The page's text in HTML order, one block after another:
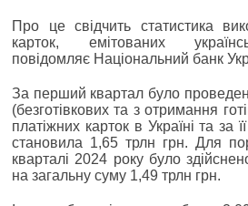
Про це свідчить статистика
карток, емітованих
повідомляє Національний банк
За перший квартал було
(безготівкових та з отримання
платіжних карток в Україні та за
становила 1,65 трлн грн. Для
кварталі 2024 року було
на загальну суму 1,49 трлн грн.